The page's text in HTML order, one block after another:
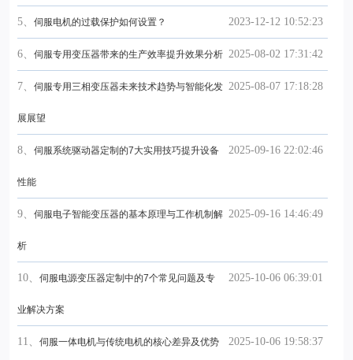
2023-12-12 10:52:23
5、 伺服电机的过载保护如何设置？
2025-08-02 17:31:42
6、 伺服专用变压器带来的生产效率提升效果分析
2025-08-07 17:18:28
7、 伺服专用三相变压器未来技术趋势与智能化发
展展望
2025-09-16 22:02:46
8、 伺服系统驱动器定制的7大实用技巧提升设备
性能
2025-09-16 14:46:49
9、 伺服电子智能变压器的基本原理与工作机制解
析
2025-10-06 06:39:01
10、 伺服电源变压器定制中的7个常见问题及专
业解决方案
2025-10-06 19:58:37
11、 伺服一体电机与传统电机的核心差异及优势